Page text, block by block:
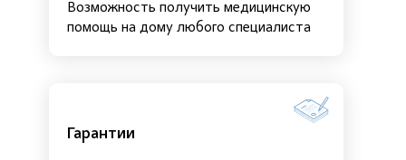
Возможность получить медицинскую
помощь на дому любого специалиста
Гарантии